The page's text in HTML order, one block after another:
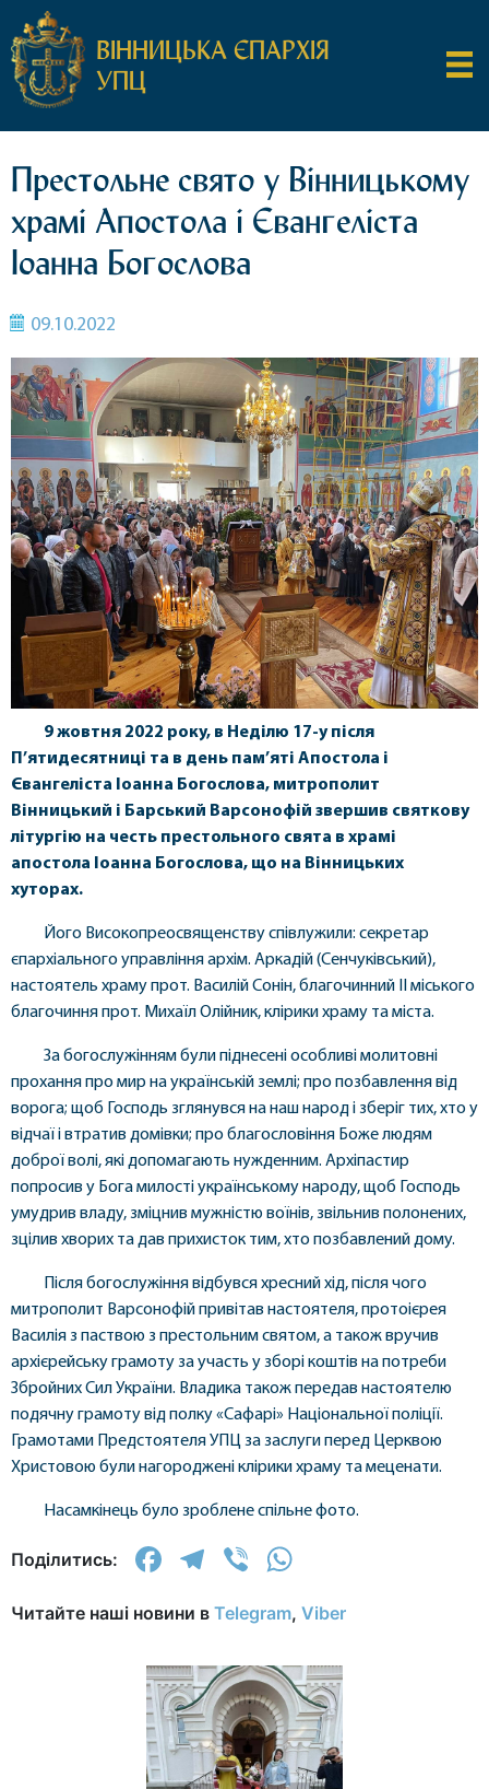
ВІННИЦЬКА ЄПАРХІЯ
УПЦ
Престольне свято у Вінницькому
храмі Апостола і Євангеліста
Іоанна Богослова
09.10.2022
9 жовтня 2022 року, в Неділю 17-у після
П’ятидесятниці та в день пам’яті Апостола і
Євангеліста Іоанна Богослова, митрополит
Вінницький і Барський Варсонофій звершив святкову
літургію на честь престольного свята в храмі
апостола Іоанна Богослова, що на Вінницьких
хуторах.
Його Високопреосвященству співлужили: секретар
єпархіального управління архім. Аркадій (Сенчуківський),
настоятель храму прот. Василій Сонін, благочинний ІІ міського
благочиння прот. Михаїл Олійник, клірики храму та міста.
За богослужінням були піднесені особливі молитовні
прохання про мир на українській землі; про позбавлення від
ворога; щоб Господь зглянувся на наш народ і зберіг тих, хто у
відчаї і втратив домівки; про благословіння Боже людям
доброї волі, які допомагають нужденним. Архіпастир
попросив у Бога милості українському народу, щоб Господь
умудрив владу, зміцнив мужністю воїнів, звільнив полонених,
зцілив хворих та дав прихисток тим, хто позбавлений дому.
Після богослужіння відбувся хресний хід, після чого
митрополит Варсонофій привітав настоятеля, протоієрея
Василія з паствою з престольним святом, а також вручив
архієрейську грамоту за участь у зборі коштів на потреби
Збройних Сил України. Владика також передав настоятелю
подячну грамоту від полку «Сафарі» Національної поліції.
Грамотами Предстоятеля УПЦ за заслуги перед Церквою
Христовою були нагороджені клірики храму та меценати.
Насамкінець було зроблене спільне фото.
Поділитись: Facebook
Telegram
Viber
Читайте наші новини в Telegram, Viber